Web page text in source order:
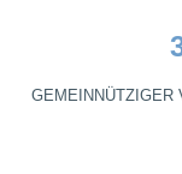
GEMEINNÜTZIGER